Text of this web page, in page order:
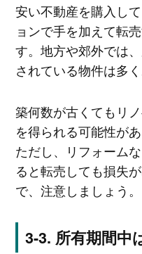
安い不動産を購入し
ョンで手を加えて転
す。地方や郊外では
されている物件は多く
築何数が古くてもリ
を得られる可能性があ
ただし、リフォーム
ると転売しても損失
で、注意しましょう。
所有期間中